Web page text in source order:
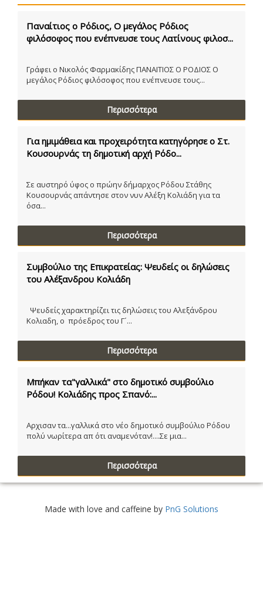
Παναίτιος ο Ρόδιος, Ο μεγάλος Ρόδιος
φιλόσοφος που ενέπνευσε τους Λατίνους φιλοσ...
Γράφει ο Νικολός Φαρμακίδης ΠΑΝΑΙΤΙΟΣ Ο ΡΟΔΙΟΣ Ο
μεγάλος Ρόδιος φιλόσοφος που ενέπνευσε τους...
Περισσότερα
Για ημιμάθεια και προχειρότητα κατηγόρησε ο Στ.
Κουσουρνάς τη δημοτική αρχή Ρόδο...
Σε αυστηρό ύφος ο πρώην δήμαρχος Ρόδου Στάθης
Κουσουρνάς απάντησε στον νυν Αλέξη Κολιάδη για τα
όσα...
Περισσότερα
Συμβούλιο της Επικρατείας: Ψευδείς οι δηλώσεις
του Αλέξανδρου Κολιάδη
Ψευδείς χαρακτηρίζει τις δηλώσεις του Αλεξάνδρου
Κολιαδη, ο πρόεδρος του Γ´...
Περισσότερα
Μπήκαν τα"γαλλικά" στο δημοτικό συμβούλιο
Ρόδου! Κολιάδης προς Σπανό:...
Αρχισαν τα...γαλλικά στο νέο δημοτικό συμβούλιο Ρόδου
πολύ νωρίτερα απ ότι αναμενόταν!....Σε μια...
Περισσότερα
Made with love and caffeine by PnG Solutions